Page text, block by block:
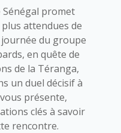
Sénégal promet
plus attendues de
du groupe
en quête de
de la Téranga,
un duel décisif à
présente,
clés à savoir
rencontre.